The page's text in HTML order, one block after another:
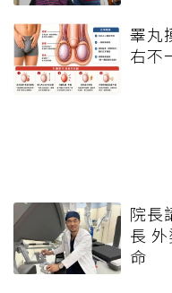
睪丸
右不
院長
長
命